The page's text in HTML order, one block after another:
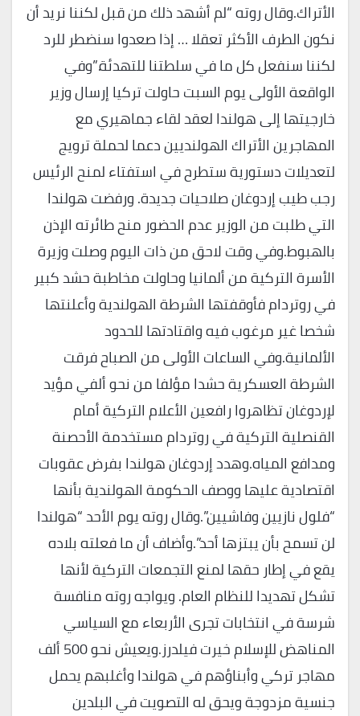
الأتراك.وقال روته “لم أشهد ذلك من قبل لكننا نريد أن
نكون الطرف الأكثر تعقلا … إذا صعدوا سنضطر للرد
لكننا سنفعل كل ما في سلطتنا للتهدئة.”وفي
الواقعة الأولى يوم السبت حاولت تركيا إرسال وزير
خارجيتها إلى هولندا لعقد لقاء جماهيري مع
المهاجرين الأتراك الهولنديين دعما لحملة ترويج
لتعديلات دستورية ستطرح في استفتاء لمنح الرئيس
رجب طيب إردوغان صلاحيات جديدة. ورفضت هولندا
التي طلبت من الوزير عدم الحضور منح طائرته الإذن
بالهبوط.وفي وقت لاحق من ذات اليوم وصلت وزيرة
الأسرة التركية من ألمانيا وحاولت مخاطبة حشد كبير
في روتردام فأوقفتها الشرطة الهولندية وأعلنتها
شخصا غير مرغوب فيه واقتادتها للحدود
الألمانية.وفي الساعات الأولى من الصباح فرقت
الشرطة العسكرية حشدا مؤلفا من نحو ألفي مؤيد
لإردوغان تظاهروا رافعين الأعلام التركية أمام
القنصلية التركية في روتردام مستخدمة الأحصنة
ومدافع المياه.وهدد إردوغان هولندا بفرض عقوبات
اقتصادية عليها ووصف الحكومة الهولندية بأنها
“فلول نازيين وفاشيين”.وقال روته يوم الأحد “هولندا
لن تسمح بأن يبتزها أحد”.وأضاف أن ما فعلته بلاده
يقع في إطار حقها لمنع التجمعات التركية لأنها
تشكل تهديدا للنظام العام. ويواجه روته منافسة
شرسة في انتخابات تجرى الأربعاء مع السياسي
المناهض للإسلام خيرت فيلدرز.ويعيش نحو 500 ألف
مهاجر تركي وأبناؤهم في هولندا وأغلبهم يحمل
جنسية مزدوجة ويحق له التصويت في البلدين